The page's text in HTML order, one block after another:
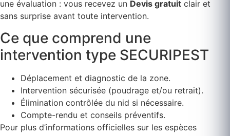
une évaluation : vous recevez un Devis gratuit clair et
sans surprise avant toute intervention.
Ce que comprend une
intervention type SECURIPEST
Déplacement et diagnostic de la zone.
Intervention sécurisée (poudrage et/ou retrait).
Élimination contrôlée du nid si nécessaire.
Compte-rendu et conseils préventifs.
Pour plus d’informations officielles sur les espèces